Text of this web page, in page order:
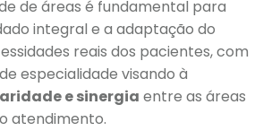
de áreas é fundamental para
integral e a adaptação do
reais dos pacientes, com
especialidade visando à
e sinergia entre as áreas
atendimento.